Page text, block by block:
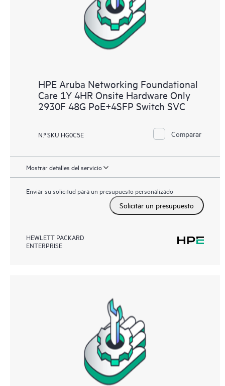
HPE Aruba Networking Foundational
Care 1Y 4HR Onsite Hardware Only
2930F 48G PoE+4SFP Switch SVC
N.º SKU HG0C5E Comparar
Mostrar detalles del servicio
Enviar su solicitud para un presupuesto personalizado
Solicitar un presupuesto
HEWLETT PACKARD
ENTERPRISE